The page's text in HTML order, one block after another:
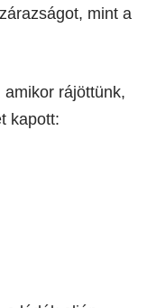
mint a
rájöttünk,
kapott: